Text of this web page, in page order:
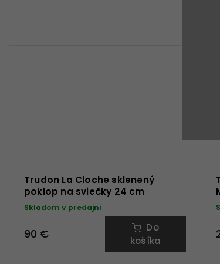
Trudon La Cloche sklenený
poklop na sviečky 24 cm
Skladom v predajni
90 €
Do
košíka